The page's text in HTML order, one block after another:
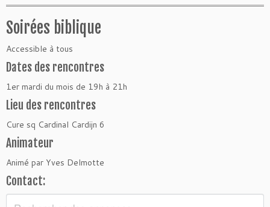
Soirées biblique
Accessible à tous
Dates des rencontres
1er mardi du mois de 19h à 21h
Lieu des rencontres
Cure sq Cardinal Cardijn 6
Animateur
Animé par Yves Delmotte
Contact: